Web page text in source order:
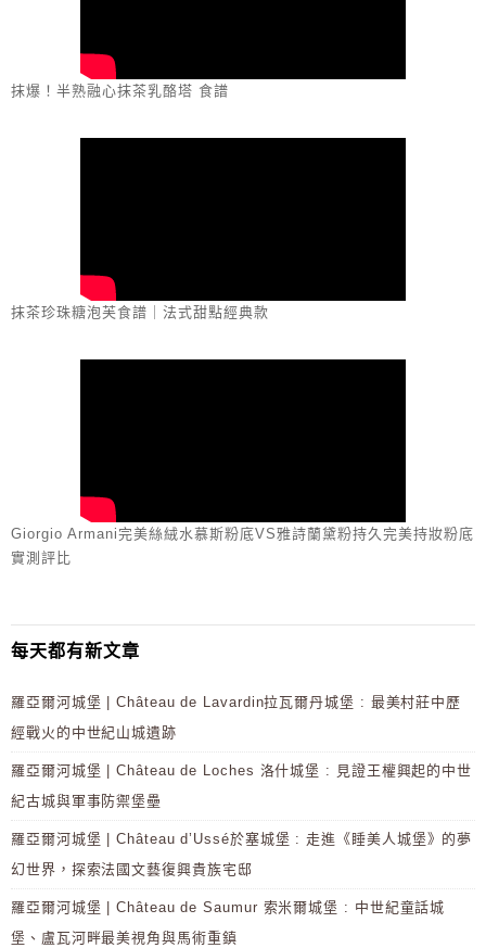
抹爆！半熟融心抹茶乳酪塔 食譜
抹茶珍珠糖泡芙食譜｜法式甜點經典款
Giorgio Armani完美絲絨水慕斯粉底VS雅詩蘭黛粉持久完美持妝粉底
實測評比
每天都有新文章
羅亞爾河城堡 | Château de Lavardin拉瓦爾丹城堡 : 最美村莊中歷
經戰火的中世紀山城遺跡
羅亞爾河城堡 | Château de Loches 洛什城堡 : 見證王權興起的中世
紀古城與軍事防禦堡壘
羅亞爾河城堡 | Château d’Ussé於塞城堡 : 走進《睡美人城堡》的夢
幻世界，探索法國文藝復興貴族宅邸
羅亞爾河城堡 | Château de Saumur 索米爾城堡 : 中世紀童話城
堡、盧瓦河畔最美視角與馬術重鎮